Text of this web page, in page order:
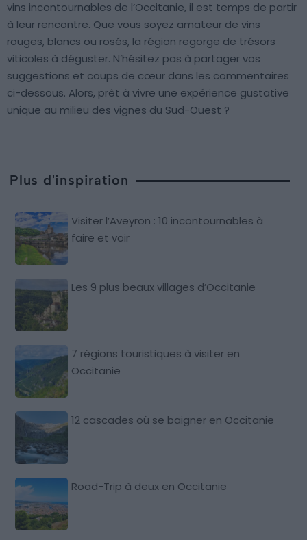
vins incontournables de l’Occitanie, il est temps de partir
à leur rencontre. Que vous soyez amateur de vins
rouges, blancs ou rosés, la région regorge de trésors
viticoles à déguster. N’hésitez pas à partager vos
suggestions et coups de cœur dans les commentaires
ci-dessous. Alors, prêt à vivre une expérience gustative
unique au milieu des vignes du Sud-Ouest ?
Plus d'inspiration
Visiter l’Aveyron : 10 incontournables à
faire et voir
Les 9 plus beaux villages d’Occitanie
7 régions touristiques à visiter en
Occitanie
12 cascades où se baigner en Occitanie
Road-Trip à deux en Occitanie